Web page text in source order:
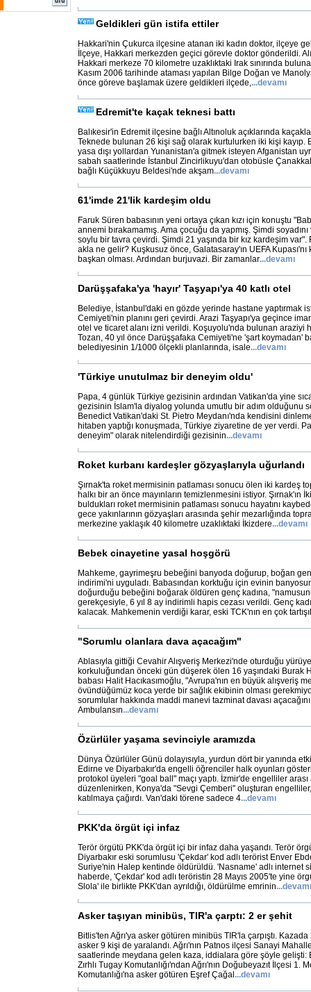
Geldikleri gün istifa ettiler
Hakkari'nin Çukurca ilçesine atanan iki kadın doktor, ilçeye
İlçeye, Hakkari merkezden geçici görevle doktor gönderildi.
Hakkari merkeze 70 kilometre uzaklıktaki Irak sınırında
Kasım 2006 tarihinde ataması yapılan Bilge Doğan ve
önce göreve başlamak üzere geldikleri ilçede,...devamı
Edremit'te kaçak teknesi battı
Balıkesir'in Edremit ilçesine bağlı Altınoluk açıklarında
Teknede bulunan 26 kişi sağ olarak kurtulurken iki kişi kayıp.
yasa dışı yollardan Yunanistan'a gitmek isteyen Afganistan
sabah saatlerinde İstanbul Zincirlikuyu'dan otobüsle
bağlı Küçükkuyu Beldesi'nde akşam...devamı
61'imde 21'lik kardeşim oldu
Faruk Süren babasının yeni ortaya çıkan kızı için konuştu
annemi bırakamamış. Ama çocuğu da yapmış. Şimdi
soylu bir tavra çevirdi. Şimdi 21 yaşında bir kız kardeşim
akla ne gelir? Kuşkusuz önce, Galatasaray'ın UEFA Kupası'nı
başkan olması. Ardından burjuvazi. Bir zamanlar...devamı
Darüşşafaka'ya 'hayır' Taşyapı'ya 40 katlı otel
Belediye, İstanbul'daki en gözde yerinde hastane yaptırmak
Cemiyeti'nin planını geri çevirdi. Arazi Taşyapı'ya geçince
otel ve ticaret alanı izni verildi. Koşuyolu'nda bulunan araziyi
Tozan, 40 yıl önce Darüşşafaka Cemiyeti'ne 'şart koymadan'
belediyesinin 1/1000 ölçekli planlarında, isale...devamı
'Türkiye unutulmaz bir deneyim oldu'
Papa, 4 günlük Türkiye gezisinin ardından Vatikan'da yine
gezisinin İslam'la diyalog yolunda umutlu bir adım olduğunu
Benedict Vatikan'daki St. Pietro Meydanı'nda kendisini
hitaben yaptığı konuşmada, Türkiye ziyaretine de yer verdi.
deneyim" olarak nitelendirdiği gezisinin...devamı
Roket kurbanı kardeşler gözyaşlarıyla uğurlandı
Şırnak'ta roket mermisinin patlaması sonucu ölen iki kardeş
halkı bir an önce mayınların temizlenmesini istiyor. Şırnak'ın
buldukları roket mermisinin patlaması sonucu hayatını
gece yakınlarının gözyaşları arasında şehir mezarlığında
merkezine yaklaşık 40 kilometre uzaklıktaki İkizdere...devamı
Bebek cinayetine yasal hoşgörü
Mahkeme, gayrimeşru bebeğini banyoda doğurup, boğan
indirimi'ni uyguladı. Babasından korktuğu için evinin
doğurduğu bebeğini boğarak öldüren genç kadına,
gerekçesiyle, 6 yıl 8 ay indirimli hapis cezası verildi. Genç
kalacak. Mahkemenin verdiği karar, eski TCK'nın en çok
"Sorumlu olanlara dava açacağım"
Ablasıyla gittiği Cevahir Alışveriş Merkezi'nde oturduğu
korkuluğundan önceki gün düşerek ölen 16 yaşındaki Burak
babası Halit Hacıkasımoğlu, "Avrupa'nın en büyük alışveriş
övündüğümüz koca yerde bir sağlık ekibinin olması
sorumlular hakkında maddi manevi tazminat davası
Ambulansın...devamı
Özürlüler yaşama sevinciyle aramızda
Dünya Özürlüler Günü dolayısıyla, yurdun dört bir yanında
Edirne ve Diyarbakır'da engelli öğrenciler halk oyunları
protokol üyeleri "goal ball" maçı yaptı. İzmir'de engelliler
düzenlenirken, Konya'da "Sevgi Çemberi" oluşturan
katılmaya çağırdı. Van'daki törene sadece 4...devamı
PKK'da örgüt içi infaz
Terör örgütü PKK'da örgüt içi bir infaz daha yaşandı. Terör
Diyarbakır eski sorumlusu 'Çekdar' kod adlı terörist Enver
Suriye'nin Halep kentinde öldürüldü. 'Nasname' adlı internet
haberde, 'Çekdar' kod adlı teröristin 28 Mayıs 2005'te yine
Slola' ile birlikte PKK'dan ayrıldığı, öldürülme emrinin...devamı
Asker taşıyan minibüs, TIR'a çarptı: 2 er şehit
Bitlis'ten Ağrı'ya asker götüren minibüs TIR'la çarpıştı.
asker 9 kişi de yaralandı. Ağrı'nın Patnos ilçesi Sanayi
saatlerinde meydana gelen kaza, iddialara göre şöyle gelişti:
Zırhlı Tugay Komutanlığı'ndan Ağrı'nın Doğubeyazıt İlçesi 1.
Komutanlığı'na asker götüren Eşref Çağal ...devamı